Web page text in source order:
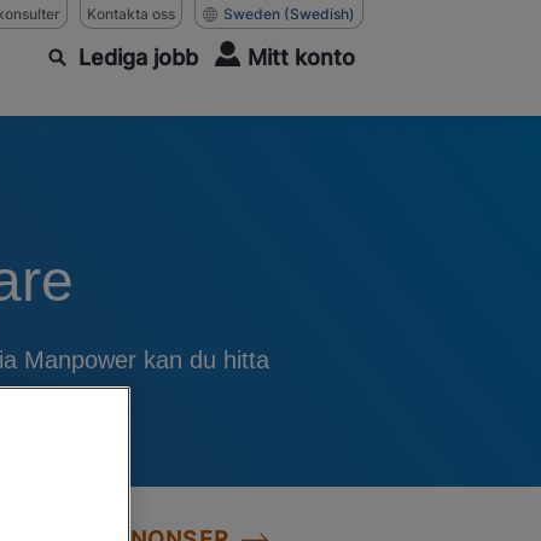
Kontakta oss Sweden (Swedish)
Lediga jobb Mitt konto
Manpower kan du hitta